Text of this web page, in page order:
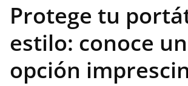
Protege tu
estilo: conoce
opción